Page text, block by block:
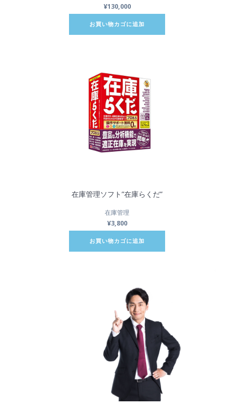
¥130,000
お買い物カゴに追加
在庫管理ソフト”在庫らくだ”
在庫管理
¥3,800
お買い物カゴに追加